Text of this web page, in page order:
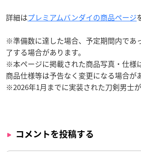
詳細はプレミアムバンダイの商品ページ
※準備数に達した場合、予定期間内であ
了する場合があります。
※本ページに掲載された商品写真・仕様
商品仕様等は予告なく変更になる場合が
※2026年1月までに実装された刀剣男士が
コメントを投稿する